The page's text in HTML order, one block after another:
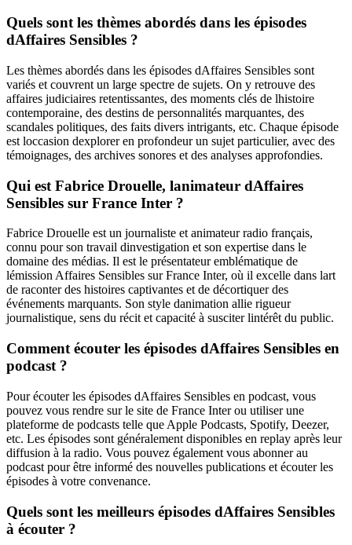
Quels sont les thèmes abordés dans les épisodes
dAffaires Sensibles ?
Les thèmes abordés dans les épisodes dAffaires Sensibles sont
variés et couvrent un large spectre de sujets. On y retrouve des
affaires judiciaires retentissantes, des moments clés de lhistoire
contemporaine, des destins de personnalités marquantes, des
scandales politiques, des faits divers intrigants, etc. Chaque épisode
est loccasion dexplorer en profondeur un sujet particulier, avec des
témoignages, des archives sonores et des analyses approfondies.
Qui est Fabrice Drouelle, lanimateur dAffaires
Sensibles sur France Inter ?
Fabrice Drouelle est un journaliste et animateur radio français,
connu pour son travail dinvestigation et son expertise dans le
domaine des médias. Il est le présentateur emblématique de
lémission Affaires Sensibles sur France Inter, où il excelle dans lart
de raconter des histoires captivantes et de décortiquer des
événements marquants. Son style danimation allie rigueur
journalistique, sens du récit et capacité à susciter lintérêt du public.
Comment écouter les épisodes dAffaires Sensibles en
podcast ?
Pour écouter les épisodes dAffaires Sensibles en podcast, vous
pouvez vous rendre sur le site de France Inter ou utiliser une
plateforme de podcasts telle que Apple Podcasts, Spotify, Deezer,
etc. Les épisodes sont généralement disponibles en replay après leur
diffusion à la radio. Vous pouvez également vous abonner au
podcast pour être informé des nouvelles publications et écouter les
épisodes à votre convenance.
Quels sont les meilleurs épisodes dAffaires Sensibles
à écouter ?